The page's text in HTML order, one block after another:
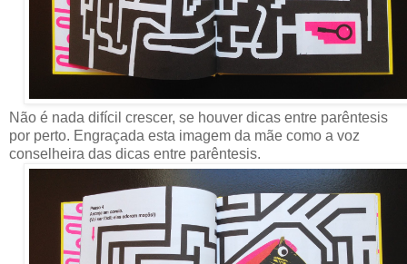
Não é nada difícil crescer, se houver dicas entre parêntesis
por perto. Engraçada esta imagem da mãe como a voz
conselheira das dicas entre parêntesis.